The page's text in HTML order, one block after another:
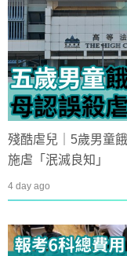
殘酷虐兒｜5歲男童
施虐「泯滅良知」
4 day ago